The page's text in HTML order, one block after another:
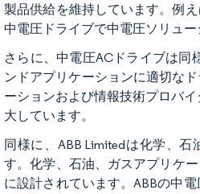
製品供給を維持しています。例
中電圧ドライブで中電圧ソリュ
さらに、中電圧ACドライブは同
ンドアプリケーションに適切な
ーションおよび情報技術プロバ
大しています。
同様に、ABB Limitedは化学、
す。化学、石油、ガスアプリケ
に設計されています。ABBの中